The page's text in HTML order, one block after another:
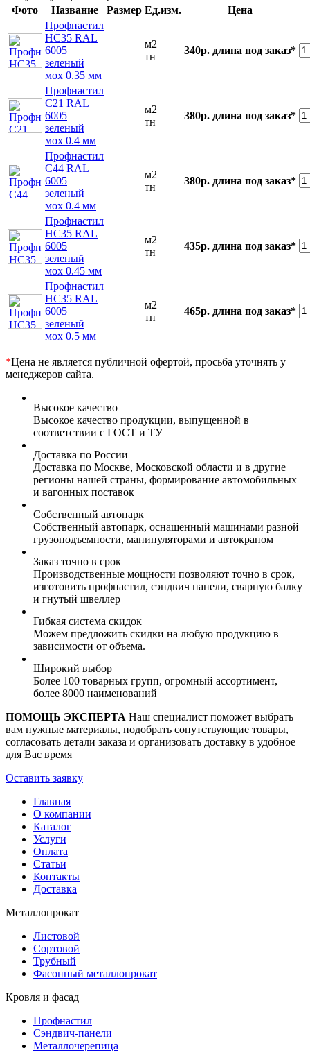
Фото
Название Размер Ед.изм.
Цена
Профнастил
НС35 RAL
6005
зеленый
мох 0.35 мм
м2
тн
340р. длина под заказ*
Профнастил
С21 RAL
6005
зеленый
мох 0.4 мм
м2
тн
380р. длина под заказ*
Профнастил
С44 RAL
6005
зеленый
мох 0.4 мм
м2
тн
380р. длина под заказ*
Профнастил
НС35 RAL
6005
зеленый
мох 0.45 мм
м2
тн
435р. длина под заказ*
Профнастил
НС35 RAL
6005
зеленый
мох 0.5 мм
м2
тн
465р. длина под заказ*
*Цена не является публичной офертой, просьба уточнять у
менеджеров сайта.
Высокое качество
Высокое качество продукции, выпущенной в
соответствии с ГОСТ и ТУ
Доставка по России
Доставка по Москве, Московской области и в другие
регионы нашей страны, формирование автомобильных
и вагонных поставок
Собственный автопарк
Собственный автопарк, оснащенный машинами разной
грузоподъемности, манипуляторами и автокраном
Заказ точно в срок
Производственные мощности позволяют точно в срок,
изготовить профнастил, сэндвич панели, сварную балку
и гнутый швеллер
Гибкая система скидок
Можем предложить скидки на любую продукцию в
зависимости от объема.
Широкий выбор
Более 100 товарных групп, огромный ассортимент,
более 8000 наименований
ПОМОЩЬ ЭКСПЕРТА Наш специалист поможет выбрать
вам нужные материалы, подобрать сопутствующие товары,
согласовать детали заказа и организовать доставку в удобное
для Вас время
Оставить заявку
Главная
О компании
Каталог
Услуги
Оплата
Статьи
Контакты
Доставка
Металлопрокат
Листовой
Сортовой
Трубный
Фасонный металлопрокат
Кровля и фасад
Профнастил
Сэндвич-панели
Металлочерепица